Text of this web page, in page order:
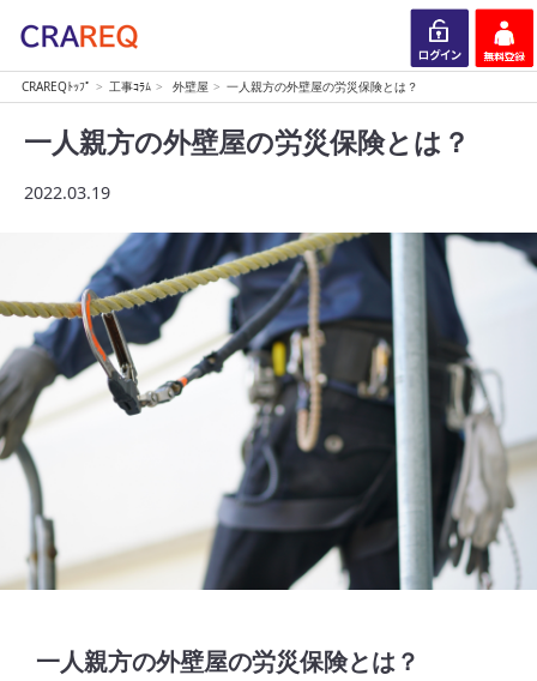
ログイン 会員登録
CRAREQﾄｯﾌﾟ 工事ｺﾗﾑ 外壁屋 一人親方の外壁屋の労災保険とは？
一人親方の外壁屋の労災保険とは？
2022.03.19
一人親方の外壁屋の労災保険とは？